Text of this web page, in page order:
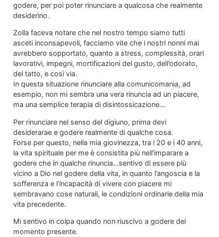
godere, per poi poter rinunciare a qualcosa che realmente
desiderino.
Zolla faceva notare che nel nostro tempo siamo tutti
asceti inconsapevoli, facciamo vite che i nostri nonni mai
avrebbero sopportato, quanto a stress, complessità, orari
lavorativi, impegni, mortificazioni del gusto, dell’odorato,
del tatto, e così via.
In questa situazione rinunciare alla comunicomania, ad
esempio, non mi sembra una vera rinuncia ad un piacere,
ma una semplice terapia di disintossicazione…
Per rinunciare nel senso del digiuno, prima devi
desiderarae e godere realmente di qualche cosa.
Forse per questo, nella mia giovinezza, tra i 20 e i 40 anni,
la vita spirituale per me è consistita più nell’imparare a
godere che in qualche rinuncia…sentivo di essere più
vicino a Dio nel godere della vita, in quanto l’angoscia e la
sofferenza e l’incapacità di vivere con piacere mi
sembravano cose naturali, le condizioni ordinarie della mia
vita precedente.
Mi sentivo in colpa quando non riuscivo a godere del
momento presente.